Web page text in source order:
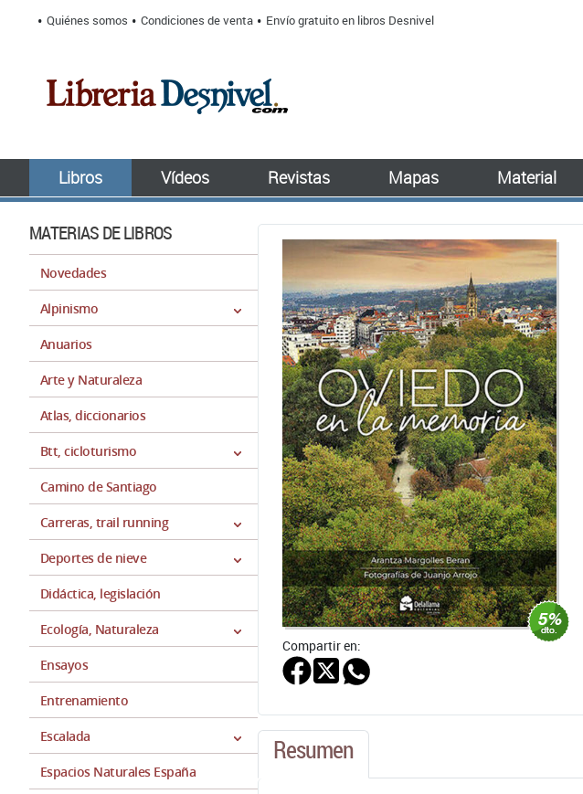
Quiénes somos Condiciones de venta Envío gratuito en libros Desnivel
Libros Vídeos Revistas Mapas Material
MATERIAS DE LIBROS
Novedades
Alpinismo
Anuarios
Arte y Naturaleza
Atlas, diccionarios
Btt, cicloturismo
Camino de Santiago
Carreras, trail running
Deportes de nieve
Didáctica, legislación
Ecología, Naturaleza
Ensayos
Entrenamiento
Escalada
Espacios Naturales España
Compartir en:
Resumen